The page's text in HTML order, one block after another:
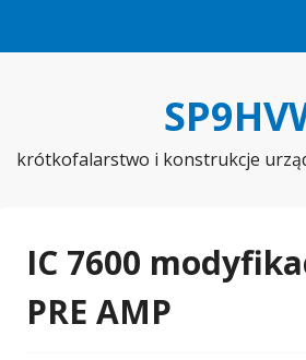
krótkofalarstwo i konstrukcje
IC 7600
PRE AMP